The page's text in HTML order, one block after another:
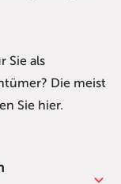
Sie als
Die meist
Sie hier.